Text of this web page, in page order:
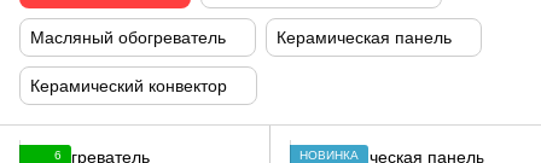
Масляный обогреватель Керамическая панель
Керамический конвектор
6
НОВИНКА